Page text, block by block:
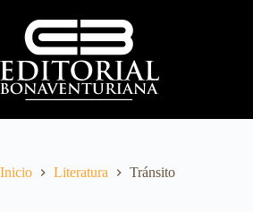
Inicio Literatura Tránsito